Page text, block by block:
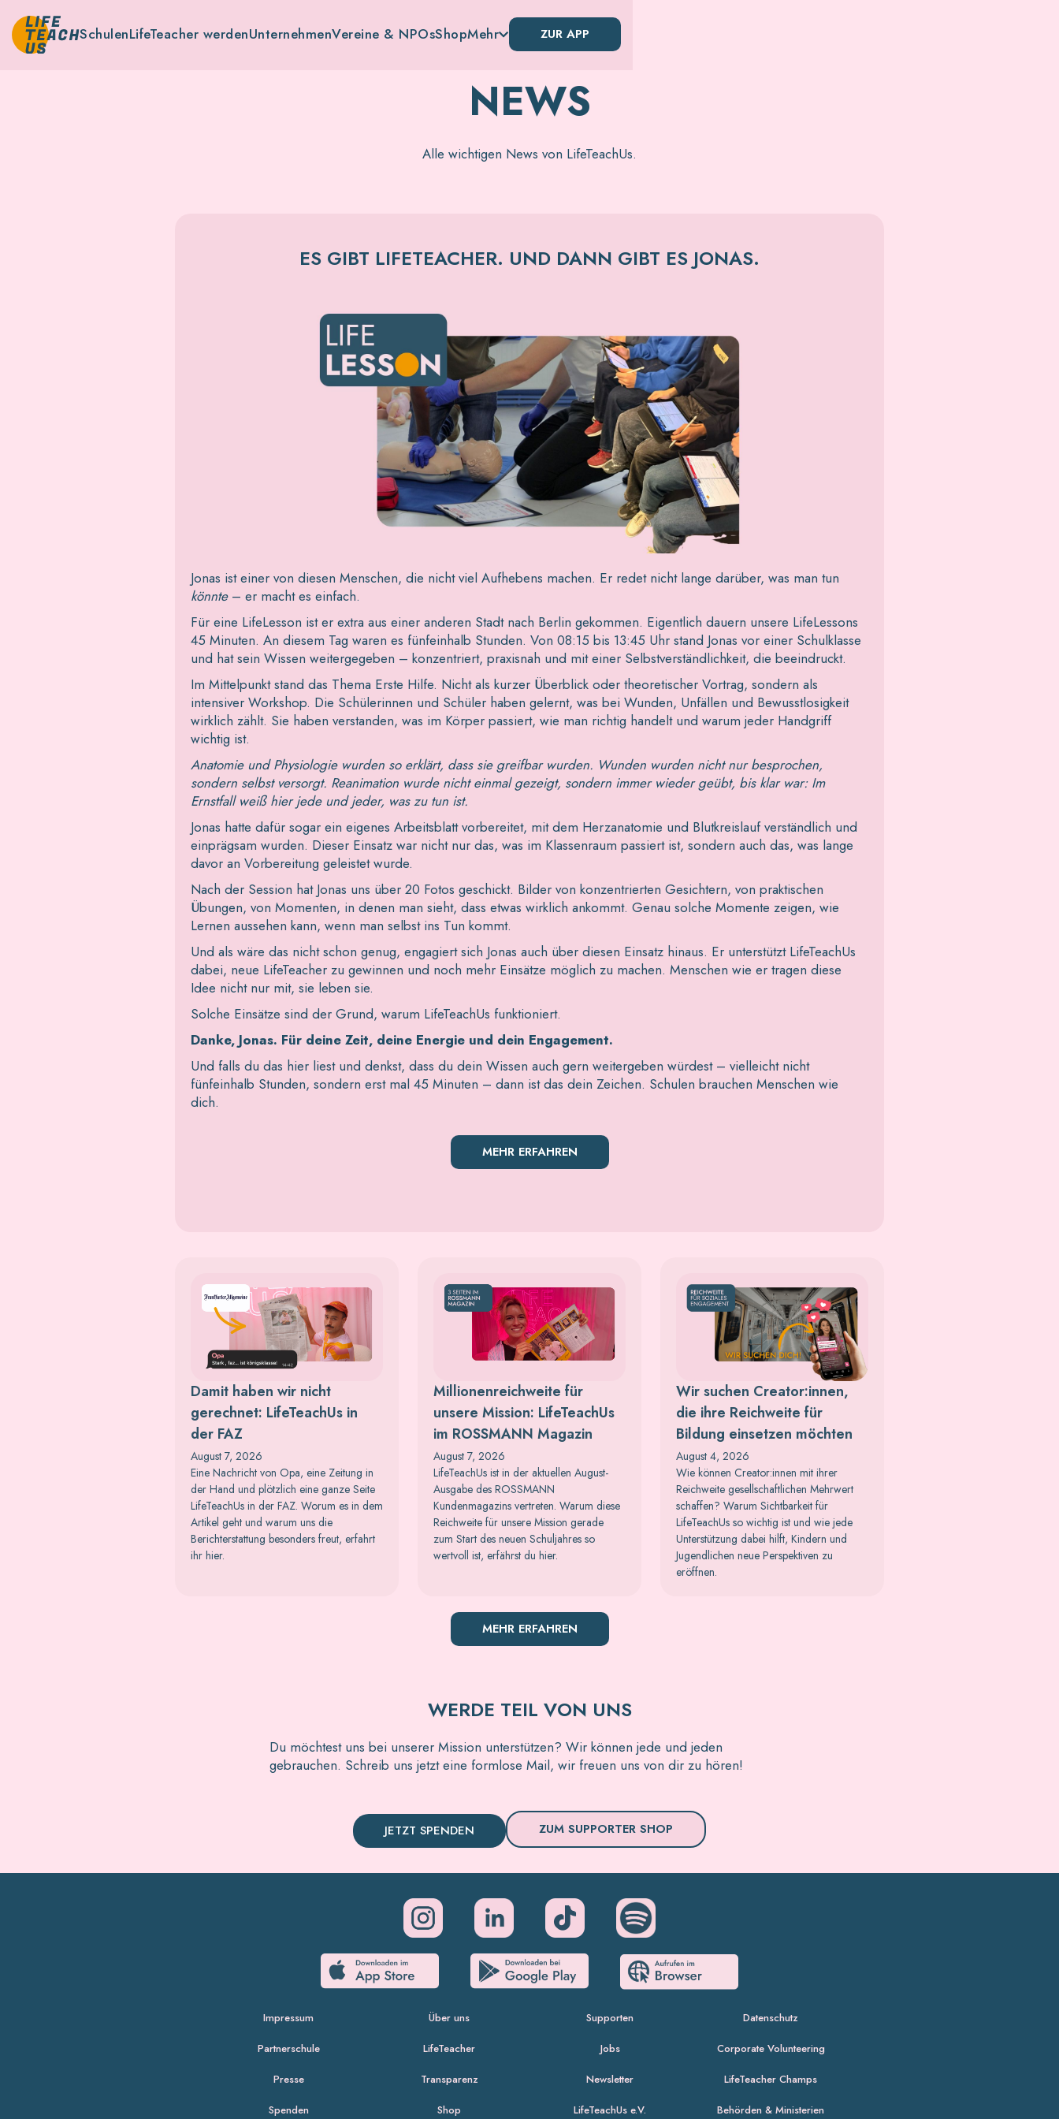
SchulenLifeTeacher werdenUnternehmenVereine & NPOsShopMehr ZUR APP
NEWS
Alle wichtigen News von LifeTeachUs.
ES GIBT LIFETEACHER. UND DANN GIBT ES JONAS.
Jonas ist einer von diesen Menschen, die nicht viel Aufhebens machen. Er redet nicht lange darüber, was man tun
könnte– er macht es einfach.
Für eine LifeLesson ist er extra aus einer anderen Stadt nach Berlin gekommen. Eigentlich dauern unsere LifeLessons
45 Minuten. An diesem Tag waren es fünfeinhalb Stunden. Von 08:15 bis 13:45 Uhr stand Jonas vor einer Schulklasse
und hat sein Wissen weitergegeben – konzentriert, praxisnah und mit einer Selbstverständlichkeit, die beeindruckt.
Im Mittelpunkt stand das Thema Erste Hilfe. Nicht als kurzer Überblick oder theoretischer Vortrag, sondern als
intensiver Workshop. Die Schülerinnen und Schüler haben gelernt, was bei Wunden, Unfällen und Bewusstlosigkeit
wirklich zählt. Sie haben verstanden, was im Körper passiert, wie man richtig handelt und warum jeder Handgriff
wichtig ist.
Anatomie und Physiologie wurden so erklärt, dass sie greifbar wurden. Wunden wurden nicht nur besprochen,
sondern selbst versorgt. Reanimation wurde nicht einmal gezeigt, sondern immer wieder geübt, bis klar war: Im
Ernstfall weiß hier jede und jeder, was zu tun ist.
Jonas hatte dafür sogar ein eigenes Arbeitsblatt vorbereitet, mit dem Herzanatomie und Blutkreislauf verständlich und
einprägsam wurden. Dieser Einsatz war nicht nur das, was im Klassenraum passiert ist, sondern auch das, was lange
davor an Vorbereitung geleistet wurde.
Nach der Session hat Jonas uns über 20 Fotos geschickt. Bilder von konzentrierten Gesichtern, von praktischen
Übungen, von Momenten, in denen man sieht, dass etwas wirklich ankommt. Genau solche Momente zeigen, wie
Lernen aussehen kann, wenn man selbst ins Tun kommt.
Und als wäre das nicht schon genug, engagiert sich Jonas auch über diesen Einsatz hinaus. Er unterstützt LifeTeachUs
dabei, neue LifeTeacher zu gewinnen und noch mehr Einsätze möglich zu machen. Menschen wie er tragen diese
Idee nicht nur mit, sie leben sie.
Solche Einsätze sind der Grund, warum LifeTeachUs funktioniert.
Danke, Jonas. Für deine Zeit, deine Energie und dein Engagement.
Und falls du das hier liest und denkst, dass du dein Wissen auch gern weitergeben würdest – vielleicht nicht
fünfeinhalb Stunden, sondern erst mal 45 Minuten – dann ist das dein Zeichen. Schulen brauchen Menschen wie
dich.
MEHR ERFAHREN
Damit haben wir nicht
gerechnet: LifeTeachUs in
der FAZ
August 7, 2026
Eine Nachricht von Opa, eine Zeitung in
der Hand und plötzlich eine ganze Seite
LifeTeachUs in der FAZ. Worum es in dem
Artikel geht und warum uns die
Berichterstattung besonders freut, erfahrt
ihr hier.
Millionenreichweite für
unsere Mission: LifeTeachUs
im ROSSMANN Magazin
August 7, 2026
LifeTeachUs ist in der aktuellen August-
Ausgabe des ROSSMANN
Kundenmagazins vertreten. Warum diese
Reichweite für unsere Mission gerade
zum Start des neuen Schuljahres so
wertvoll ist, erfährst du hier.
Wir suchen Creator:innen,
die ihre Reichweite für
Bildung einsetzen möchten
August 4, 2026
Wie können Creator:innen mit ihrer
Reichweite gesellschaftlichen Mehrwert
schaffen? Warum Sichtbarkeit für
LifeTeachUs so wichtig ist und wie jede
Unterstützung dabei hilft, Kindern und
Jugendlichen neue Perspektiven zu
eröffnen.
MEHR ERFAHREN
WERDE TEIL VON UNS
Du möchtest uns bei unserer Mission unterstützen? Wir können jede und jeden
gebrauchen. Schreib uns jetzt eine formlose Mail, wir freuen uns von dir zu hören!
JETZT SPENDEN ZUM SUPPORTER SHOP
Impressum Über uns Supporten Datenschutz
Partnerschule LifeTeacher Jobs Corporate Volunteering
Presse Transparenz Newsletter LifeTeacher Champs
Spenden Shop LifeTeachUs e.V. Behörden & Ministerien